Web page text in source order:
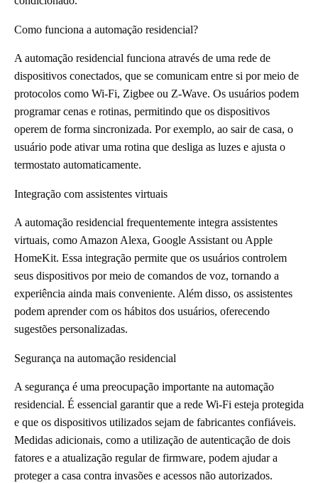
Como funciona a automação residencial?
A automação residencial funciona através de uma rede de
dispositivos conectados, que se comunicam entre si por meio de
protocolos como Wi-Fi, Zigbee ou Z-Wave. Os usuários podem
programar cenas e rotinas, permitindo que os dispositivos
operem de forma sincronizada. Por exemplo, ao sair de casa, o
usuário pode ativar uma rotina que desliga as luzes e ajusta o
termostato automaticamente.
Integração com assistentes virtuais
A automação residencial frequentemente integra assistentes
virtuais, como Amazon Alexa, Google Assistant ou Apple
HomeKit. Essa integração permite que os usuários controlem
seus dispositivos por meio de comandos de voz, tornando a
experiência ainda mais conveniente. Além disso, os assistentes
podem aprender com os hábitos dos usuários, oferecendo
sugestões personalizadas.
Segurança na automação residencial
A segurança é uma preocupação importante na automação
residencial. É essencial garantir que a rede Wi-Fi esteja protegida
e que os dispositivos utilizados sejam de fabricantes confiáveis.
Medidas adicionais, como a utilização de autenticação de dois
fatores e a atualização regular de firmware, podem ajudar a
proteger a casa contra invasões e acessos não autorizados.